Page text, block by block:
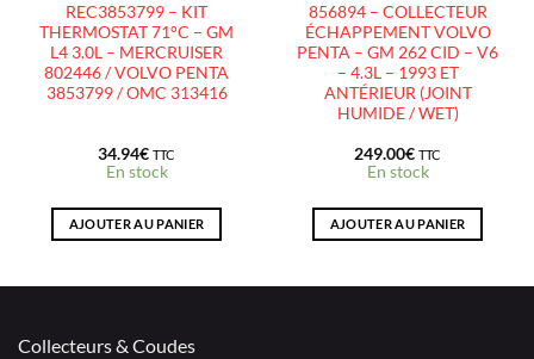
REC3853799 – KIT
THERMOSTAT 71°C – GM
L4 3.0L – MERCRUISER
802446 / VOLVO PENTA
3853799 / OMC 313416
34.94€ TTC
En stock
AJOUTER AU PANIER
856894 – COLLECTEUR
ÉCHAPPEMENT VOLVO
PENTA – GM 262 CID – V6
– 4.3L – 1993 ET
ANTÉRIEUR (JOINT
HUMIDE / WET)
249.00€ TTC
En stock
AJOUTER AU PANIER
Collecteurs & Coudes